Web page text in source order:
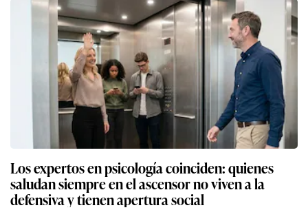
Los expertos en psicología coinciden: quienes
saludan siempre en el ascensor no viven a la
defensiva y tienen apertura social